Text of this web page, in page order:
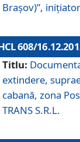
Braşov)”,
608/
Titlu:
extindere,
cabană, zona
TRANS S.R.L.